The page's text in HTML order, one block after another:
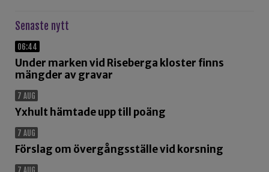
Senaste nytt
06:44
Under marken vid Riseberga kloster finns
mängder av gravar
7 AUG
Yxhult hämtade upp till poäng
7 AUG
Förslag om övergångsställe vid korsning